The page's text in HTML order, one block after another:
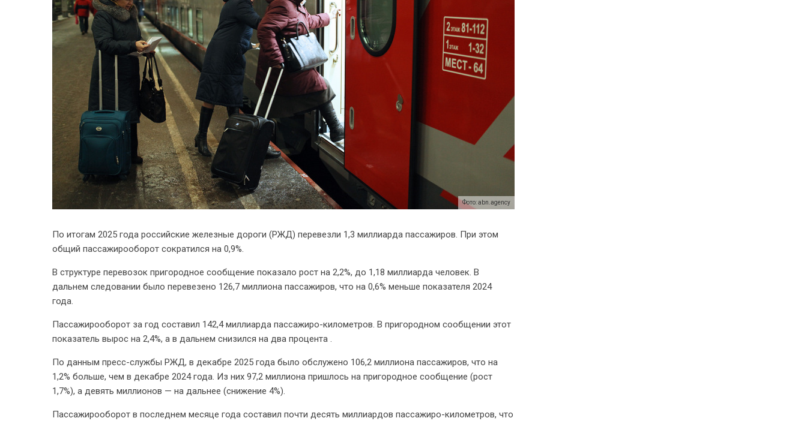
Фото: abn.agency
По итогам 2025 года российские железные дороги (РЖД) перевезли 1,3 миллиарда пассажиров. При этом
общий пассажирооборот сократился на 0,9%.
В структуре перевозок пригородное сообщение показало рост на 2,2%, до 1,18 миллиарда человек. В
дальнем следовании было перевезено 126,7 миллиона пассажиров, что на 0,6% меньше показателя 2024
года.
Пассажирооборот за год составил 142,4 миллиарда пассажиро-километров. В пригородном сообщении этот
показатель вырос на 2,4%, а в дальнем снизился на два процента .
По данным пресс-службы РЖД, в декабре 2025 года было обслужено 106,2 миллиона пассажиров, что на
1,2% больше, чем в декабре 2024 года. Из них 97,2 миллиона пришлось на пригородное сообщение (рост
1,7%), а девять миллионов — на дальнее (снижение 4%).
Пассажирооборот в последнем месяце года составил почти десять миллиардов пассажиро-километров, что